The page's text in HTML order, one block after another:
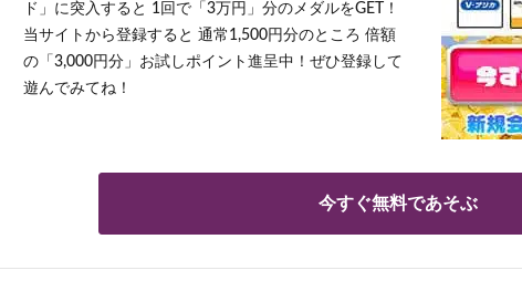
ド」に突入すると 1回で「3万円」分のメダルをGET！
当サイトから登録すると 通常1,500円分のところ 倍額
の「3,000円分」お試しポイント進呈中！ぜひ登録して
遊んでみてね！
今すぐ無料であそぶ